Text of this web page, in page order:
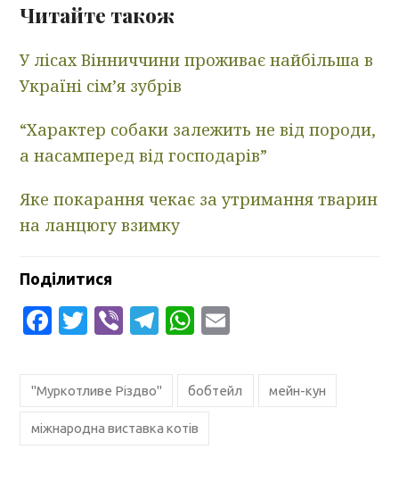
Читайте також
У лісах Вінниччини проживає найбільша в
Україні сім’я зубрів
“Характер собаки залежить не від породи,
а насамперед від господарів”
Яке покарання чекає за утримання тварин
на ланцюгу взимку
Поділитися
Facebook
Twitter
ViberTelegram
WhatsApp
"Муркотливе Різдво" бобтейл мейн-кун
міжнародна виставка котів